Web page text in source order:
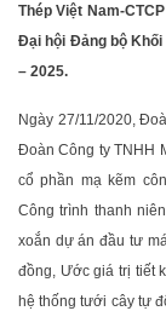
Thép Việt Nam-
Đại hội Đảng bộ
– 2025.
Ngày 27/11/2020,
Đoàn Công ty TNHH
cổ phần mạ kẽm
Công trình thanh
xoắn dự án đầu tư
đồng, Ước giá trị tiết
hệ thống tưới cây tự